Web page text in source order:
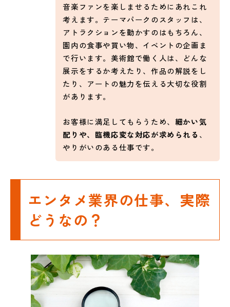
音楽ファンを楽しませるためにあれこれ
考えます。テーマパークのスタッフは、
アトラクションを動かすのはもちろん、
園内の食事や買い物、イベントの企画ま
で行います。美術館で働く人は、どんな
展示をするか考えたり、作品の解説をし
たり、アートの魅力を伝える大切な役割
があります。
お客様に満足してもらうため、 細かい気
配りや、臨機応変な対応が求められる 、
やりがいのある仕事です。
エンタメ業界の仕事、実際
どうなの？